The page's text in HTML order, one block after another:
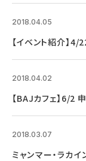
2018.04.05
【イベント紹介】
2018.04.02
【BAJカフェ】6/
2018.03.07
ミャンマー・ラカ